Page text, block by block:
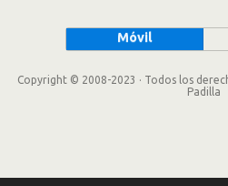
Móvil
Copyright © 2008-2023 · Todos los
Padilla